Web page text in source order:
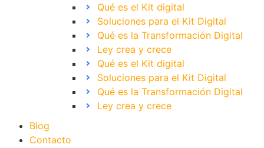
Qué es el Kit digital
Soluciones para el Kit Digital
Qué es la Transformación Digital
Ley crea y crece
Qué es el Kit digital
Soluciones para el Kit Digital
Qué es la Transformación Digital
Ley crea y crece
Blog
Contacto